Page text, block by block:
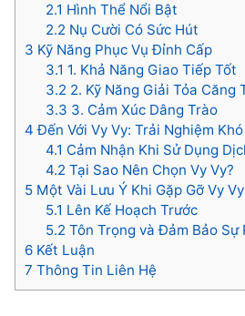
2.1 Hình Thể Nổi Bật
2.2 Nụ Cười Có Sức Hút
3 Kỹ Năng Phục Vụ Đỉnh Cấp
3.1 1. Khả Năng Giao Tiếp Tốt
3.2 2. Kỹ Năng Giải Tỏa Căng
3.3 3. Cảm Xúc Dâng Trào
4 Đến Với Vy Vy: Trải Nghiệm
4.1 Cảm Nhận Khi Sử Dụng
4.2 Tại Sao Nên Chọn Vy Vy?
5 Một Vài Lưu Ý Khi Gặp Gỡ Vy Vy
5.1 Lên Kế Hoạch Trước
5.2 Tôn Trọng và Đảm Bảo Sự
6 Kết Luận
7 Thông Tin Liên Hệ